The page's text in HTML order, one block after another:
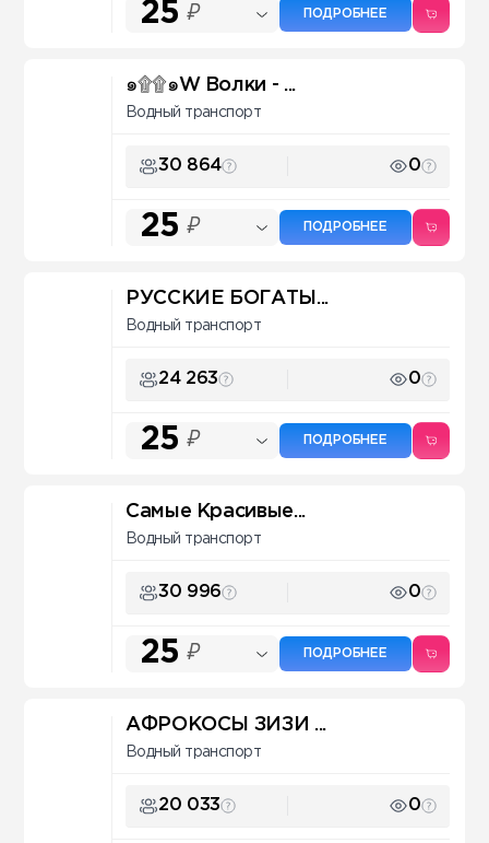
25 ₽ ПОДРОБНЕЕ
๑۩۩๑W Волки - ...
Водный транспорт
30 864 0
25 ₽ ПОДРОБНЕЕ
РУССКИЕ БОГАТЫ...
Водный транспорт
24 263 0
25 ₽ ПОДРОБНЕЕ
Самые Красивые...
Водный транспорт
30 996 0
25 ₽ ПОДРОБНЕЕ
АФРОКОСЫ ЗИЗИ ...
Водный транспорт
20 033 0